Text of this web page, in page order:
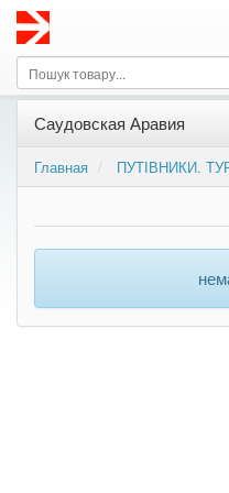
Саудовская Аравия
Главная ПУТІВНИКИ.